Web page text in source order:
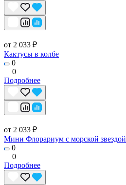
от 2 033 ₽
Кактусы в колбе
0
0
Подробнее
от 2 033 ₽
Мини Флорариум с морской звездой
0
0
Подробнее